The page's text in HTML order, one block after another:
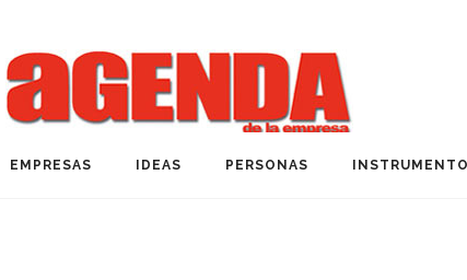
EMPRESAS IDEAS PERSONAS